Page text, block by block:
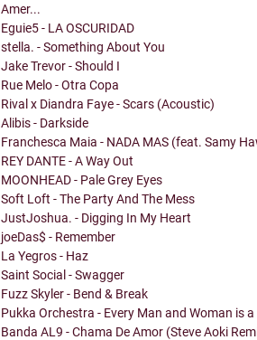
Amer...
Eguie5 - LA OSCURIDAD
stella. - Something About You
Jake Trevor - Should I
Rue Melo - Otra Copa
Rival x Diandra Faye - Scars (Acoustic)
Alibis - Darkside
Franchesca Maia - NADA MAS (feat. Samy
REY DANTE - A Way Out
MOONHEAD - Pale Grey Eyes
Soft Loft - The Party And The Mess
JustJoshua. - Digging In My Heart
joeDas$ - Remember
La Yegros - Haz
Saint Social - Swagger
Fuzz Skyler - Bend & Break
Pukka Orchestra - Every Man and Woman is
Banda AL9 - Chama De Amor (Steve Aoki